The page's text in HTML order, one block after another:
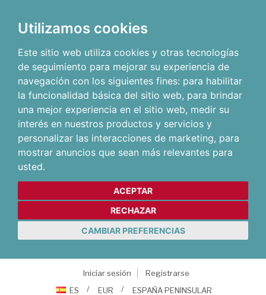
Utilizamos cookies
Este sitio web utiliza cookies y otras tecnologías
de seguimiento para mejorar su experiencia de
navegación con los siguientes fines: para habilitar
la funcionalidad básica del sitio web, para brindar
una mejor experiencia en el sitio web, medir su
interés en nuestros productos y servicios y
personalizar las interacciones de marketing, para
mostrar anuncios que sean más relevantes para
usted.
ACEPTAR
RECHAZAR
CAMBIAR PREFERENCIAS
Iniciar sesión
Registrarse
ES
EUR ESPAÑA PENINSULAR